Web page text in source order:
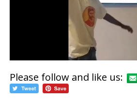
Please follow and like us: